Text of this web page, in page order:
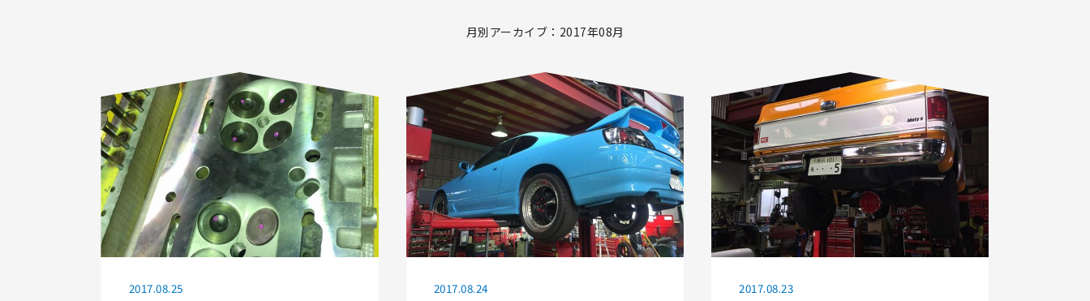
月別アーカイブ：2017年08月
2017.08.25 2017.08.24 2017.08.23